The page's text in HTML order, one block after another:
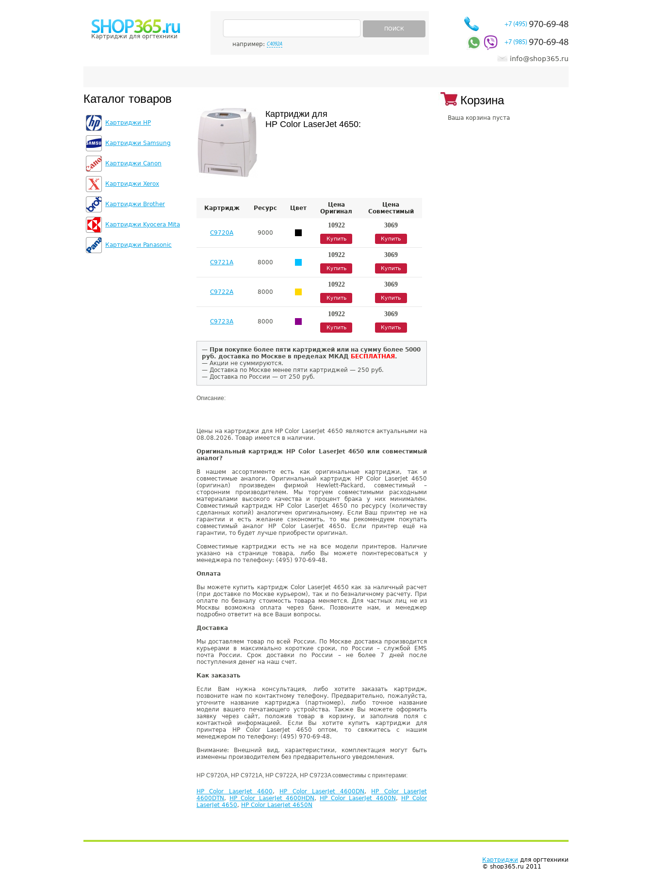
Картриджи для оргтехники
ПОИСК
например: C4092A
+7 (495) 970-69-48
+7 (985) 970-69-48
info@shop365.ru
Каталог товаров
Картриджи HP
Картриджи Samsung
Картриджи Canon
Картриджи Xerox
Картриджи Brother
Картриджи Kyocera Mita
Картриджи Panasonic
Картриджи для
HP Color LaserJet 4650:
Картридж Ресурс Цвет
Цена
Оригинал
Цена
Совместимый
C9720A 9000
10922
Купить
3069
Купить
C9721A 8000
10922
Купить
3069
Купить
C9722A 8000
10922
Купить
3069
Купить
C9723A 8000
10922
Купить
3069
Купить
— При покупке более пяти картриджей или на сумму более 5000
руб. доставка по Москве в пределах МКАД БЕСПЛАТНАЯ .
— Акции не суммируются.
— Доставка по Москве менее пяти картриджей — 250 руб.
— Доставка по России — от 250 руб.
Описание:
Цены на картриджи для HP Color LaserJet 4650 являются актуальными на
08.08.2026. Товар имеется в наличии.
Оригинальный картридж HP Color LaserJet 4650 или совместимый
аналог?
В нашем ассортименте есть как оригинальные картриджи, так и
совместимые аналоги. Оригинальный картридж HP Color LaserJet 4650
(оригинал) произведен фирмой Hewlett-Packard, совместимый –
сторонним производителем. Мы торгуем совместимыми расходными
материалами высокого качества и процент брака у них минимален.
Совместимый картридж HP Color LaserJet 4650 по ресурсу (количеству
сделанных копий) аналогичен оригинальному. Если Ваш принтер не на
гарантии и есть желание сэкономить, то мы рекомендуем покупать
совместимый аналог HP Color LaserJet 4650. Если принтер ещё на
гарантии, то будет лучше приобрести оригинал.
Совместимые картриджи есть не на все модели принтеров. Наличие
указано на странице товара, либо Вы можете поинтересоваться у
менеджера по телефону: (495) 970-69-48.
Оплата
Вы можете купить картридж Color LaserJet 4650 как за наличный расчет
(при доставке по Москве курьером), так и по безналичному расчету. При
оплате по безналу стоимость товара меняется. Для частных лиц не из
Москвы возможна оплата через банк. Позвоните нам, и менеджер
подробно ответит на все Ваши вопросы.
Доставка
Мы доставляем товар по всей России. По Москве доставка производится
курьерами в максимально короткие сроки, по России – службой EMS
почта России. Срок доставки по России – не более 7 дней после
поступления денег на наш счет.
Как заказать
Если Вам нужна консультация, либо хотите заказать картридж,
позвоните нам по контактному телефону. Предварительно, пожалуйста,
уточните название картриджа (партномер), либо точное название
модели вашего печатающего устройства. Также Вы можете оформить
заявку через сайт, положив товар в корзину, и заполнив поля с
контактной информацией. Если Вы хотите купить картриджи для
принтера HP Color LaserJet 4650 оптом, то свяжитесь с нашим
менеджером по телефону: (495) 970-69-48.
Внимание: Внешний вид, характеристики, комплектация могут быть
изменены производителем без предварительного уведомления.
HP C9720A, HP C9721A, HP C9722A, HP C9723A совместимы с принтерами:
HP Color LaserJet 4600, HP Color LaserJet 4600DN ,
HP Color LaserJet
4600DTN , HP Color LaserJet 4600HDN , HP Color LaserJet 4600N ,
HP Color
LaserJet 4650, HP Color LaserJet 4650N
Корзина
Ваша корзина пуста
Картриджи для оргтехники
© shop365.ru 2011